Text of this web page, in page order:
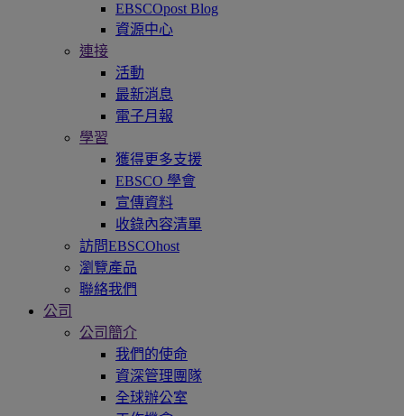
EBSCOpost Blog
資源中心
連接
活動
最新消息
電子月報
學習
獲得更多支援
EBSCO 學會
宣傳資料
收錄內容清單
訪問EBSCOhost
瀏覽產品
聯絡我們
公司
公司簡介
我們的使命
資深管理團隊
全球辦公室